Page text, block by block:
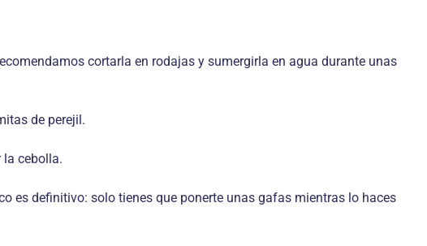
cortarla en rodajas y sumergirla en agua durante unas
de perejil.
la cebolla.
es definitivo: solo tienes que ponerte unas gafas mientras lo haces